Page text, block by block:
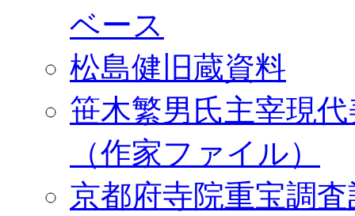
ベース
松島健旧蔵資料
笹木繁男氏主宰現
（作家ファイル）
京都府寺院重宝調